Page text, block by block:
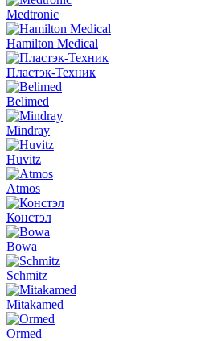
Medtronic
Hamilton Medical
Пластэк-Техник
Belimed
Mindray
Huvitz
Atmos
Констэл
Bowa
Schmitz
Mitakamed
Ormed